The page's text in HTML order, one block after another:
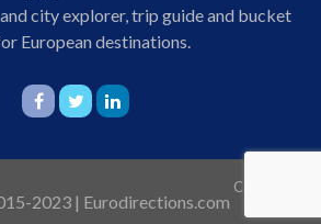
city explorer, trip guide and bucket
European destinations.
2023 | Eurodirections.com
Casa